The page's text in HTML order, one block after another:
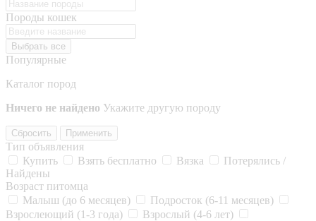
Породы кошек
Выбрать все
Популярные
Каталог пород
Ничего не найдено Укажите другую породу
Сбросить Применить
Тип объявления
Купить
Взять бесплатно Вязка
Потерялись /
Найдены
Возраст питомца
Малыш (до 6 месяцев)
Подросток (6-11 месяцев)
Взрослеющий (1-3 года)
Взрослый (4-6 лет)